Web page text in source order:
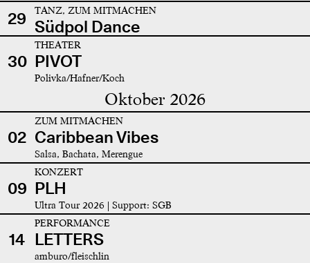
29 TANZ, ZUM MITMACHEN
Südpol Dance
30
THEATER
PIVOT
Polivka/Hafner/Koch
Oktober 2026
02
ZUM MITMACHEN
Caribbean Vibes
Salsa, Bachata, Merengue
09
KONZERT
PLH
Ultra Tour 2026 | Support: SGB
14
PERFORMANCE
LETTERS
amburo/fleischlin